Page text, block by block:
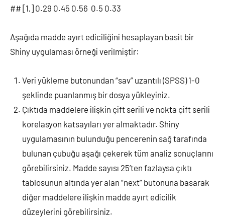
## [1,] 0.29 0.45 0.56 0.5 0.33
Aşağıda madde ayırt ediciliğini hesaplayan basit bir
Shiny uygulaması örneği verilmiştir:
Veri yükleme butonundan “sav” uzantılı (SPSS) 1-0
şeklinde puanlanmış bir dosya yükleyiniz.
Çıktıda maddelere ilişkin çift serili ve nokta çift serili
korelasyon katsayıları yer almaktadır. Shiny
uygulamasının bulunduğu pencerenin sağ tarafında
bulunan çubuğu aşağı çekerek tüm analiz sonuçlarını
görebilirsiniz. Madde sayısı 25’ten fazlaysa çıktı
tablosunun altında yer alan “next” butonuna basarak
diğer maddelere ilişkin madde ayırt edicilik
düzeylerini görebilirsiniz.